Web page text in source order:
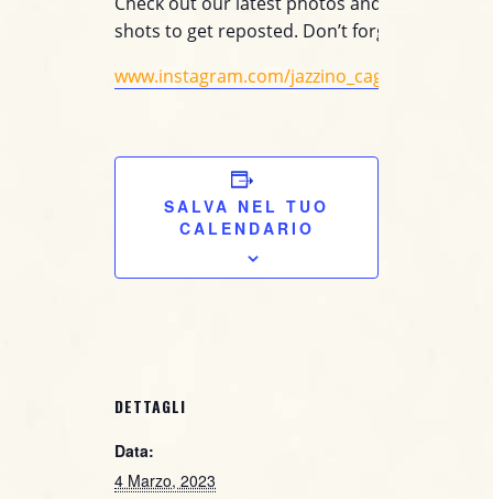
shots to get reposted. Don’t forget to follow
www.instagram.com/jazzino_cagliari/
SALVA NEL TUO
CALENDARIO
DETTAGLI
Data:
4 Marzo, 2023